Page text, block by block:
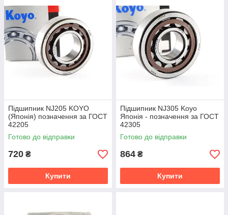
Підшипник NJ205 KOYO
(Японія) позначення за ГОСТ
42205
Готово до відправки
720 ₴
Купити
Підшипник NJ305 Koyo
Японія - позначення за ГОСТ
42305
Готово до відправки
864 ₴
Купити